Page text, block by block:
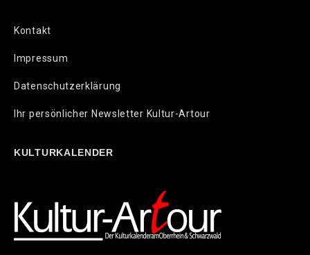
Kontakt
Impressum
Datenschutzerklärung
Ihr persönlicher Newsletter Kultur-Artour
KULTURKALENDER